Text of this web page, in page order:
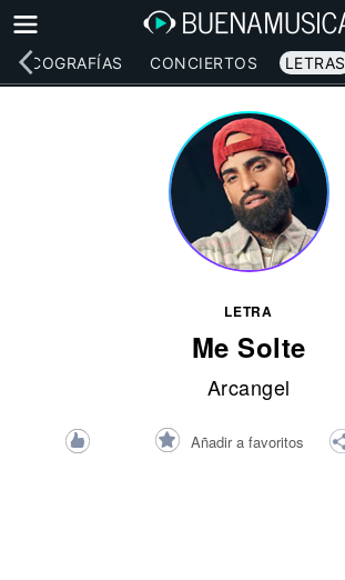
DISCOGRAFÍAS CONCIERTOS LETRAS
LETRA
Me Solte
Arcangel
Añadir a favoritos